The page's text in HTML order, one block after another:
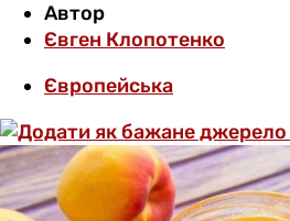
Автор
Євген Клопотенко
Європейська